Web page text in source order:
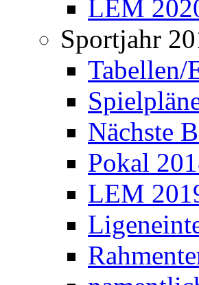
LEM
Sportjahr
Tabellen/
Nächste
Pokal
LEM